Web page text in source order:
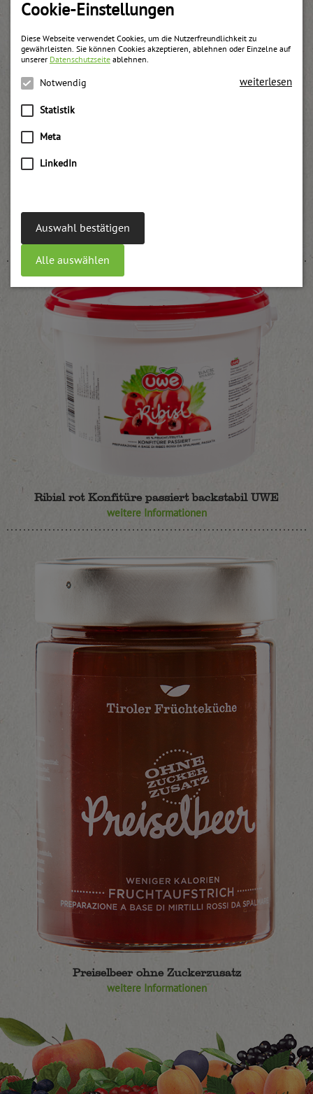
Cookie-Einstellungen
Diese Webseite verwendet Cookies, um die Nutzerfreundlichkeit zu
gewährleisten. Sie können Cookies akzeptieren, ablehnen oder Einzelne auf
unserer Datenschutzseite ablehnen.
Notwendig
Statistik
Meta
LinkedIn
weiterlesen
Auswahl bestätigen
Alle auswählen
Himbeer Konfitüre UWE
weitere Informationen
Ribisl rot Konfitüre passiert backstabil UWE
weitere Informationen
Preiselbeer ohne Zuckerzusatz
weitere Informationen